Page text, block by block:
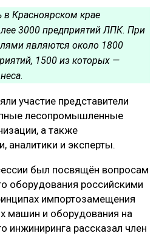
Красноярском крае
3000 предприятий ЛПК. При
являются около 1800
1500 из которых —
участие представители
лесопромышленные
а также
аналитики и эксперты.
был посвящён вопросам
оборудования российскими
импортозамещения
машин и оборудования на
инжиниринга рассказал член